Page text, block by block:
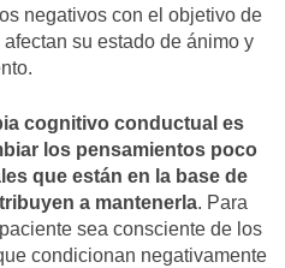
negativos con el objetivo de
su estado de ánimo y
cognitivo conductual es
los pensamientos poco
que están en la base de
a mantenerla. Para
sea consciente de los
condicionan negativamente